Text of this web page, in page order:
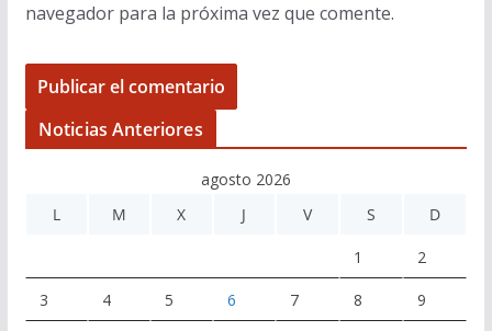
navegador para la próxima vez que comente.
Noticias Anteriores
agosto 2026
L
M X J V S D
1 2
3 4 5 6 7 8 9